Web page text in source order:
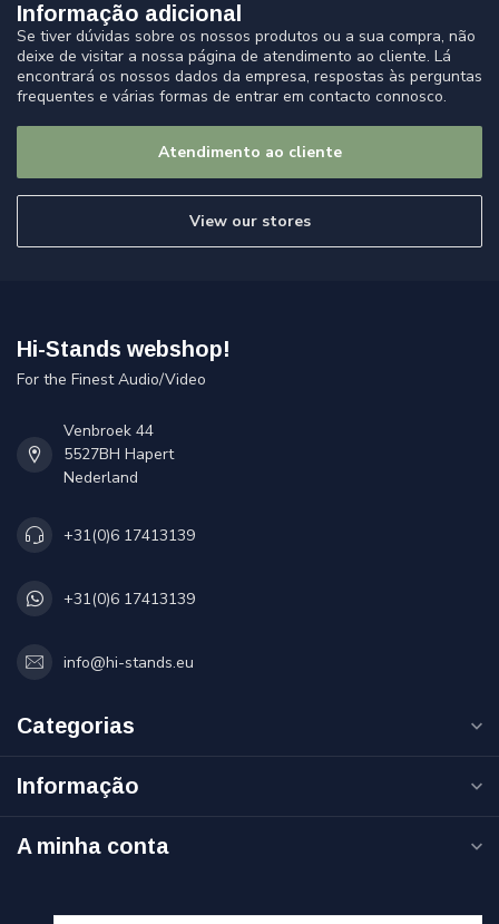
Informação adicional
Se tiver dúvidas sobre os nossos produtos ou a sua compra, não
deixe de visitar a nossa página de atendimento ao cliente. Lá
encontrará os nossos dados da empresa, respostas às perguntas
frequentes e várias formas de entrar em contacto connosco.
Atendimento ao cliente
View our stores
Hi-Stands webshop!
For the Finest Audio/Video
Venbroek 44
5527BH Hapert
Nederland
+31(0)6 17413139
+31(0)6 17413139
info@hi-stands.eu
Categorias
Informação
A minha conta